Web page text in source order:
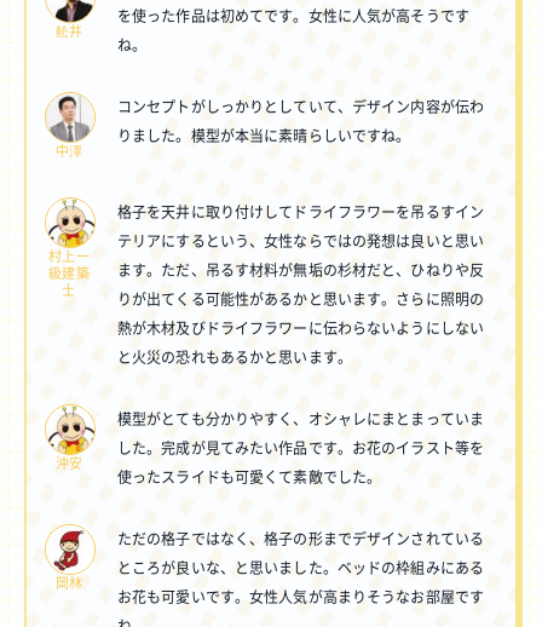
舩井
を使った作品は初めてです。女性に人気が高そうです
ね。
中澤
コンセプトがしっかりとしていて、デザイン内容が伝わ
りました。模型が本当に素晴らしいですね。
村上一
級建築
士
格子を天井に取り付けしてドライフラワーを吊るすイン
テリアにするという、女性ならではの発想は良いと思い
ます。ただ、吊るす材料が無垢の杉材だと、ひねりや反
りが出てくる可能性があるかと思います。さらに照明の
熱が木材及びドライフラワーに伝わらないようにしない
と火災の恐れもあるかと思います。
沖安
模型がとても分かりやすく、オシャレにまとまっていま
した。完成が見てみたい作品です。お花のイラスト等を
使ったスライドも可愛くて素敵でした。
岡林
ただの格子ではなく、格子の形までデザインされている
ところが良いな、と思いました。ベッドの枠組みにある
お花も可愛いです。女性人気が高まりそうなお部屋です